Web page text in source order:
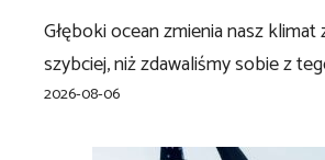
Głęboki ocean zmienia nasz klimat
szybciej, niż zdawaliśmy sobie z
2026-08-06